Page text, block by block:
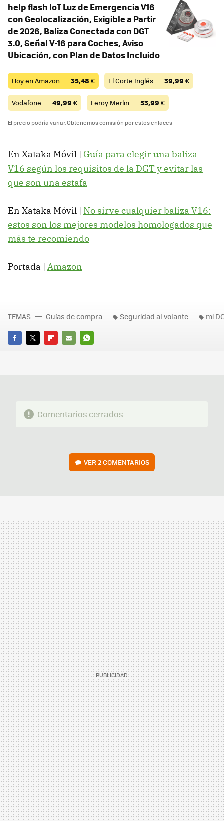
help flash IoT Luz de Emergencia V16
con Geolocalización, Exigible a Partir
de 2026, Baliza Conectada con DGT
3.0, Señal V-16 para Coches, Aviso
Ubicación, con Plan de Datos Incluido
Hoy en Amazon — 35,48 € El Corte Inglés — 39,99 €
Vodafone — 49,99 € Leroy Merlin — 53,99 €
El precio podría variar. Obtenemos comisión por estos enlaces
En Xataka Móvil | Guía para elegir una baliza
V16 según los requisitos de la DGT y evitar las
que son una estafa
En Xataka Móvil | No sirve cualquier baliza V16:
estos son los mejores modelos homologados que
más te recomiendo
Portada | Amazon
FACEBOOK
TWITTERFLIPBOARD
E-
WHATSAPP
TEMAS Guías de compra Seguridad al volante mi
Comentarios cerrados
VER2 COMENTARIOS